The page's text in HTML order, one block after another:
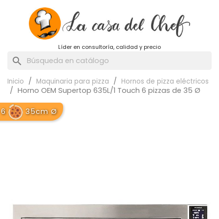
Líder en consultoría, calidad y precio
search
Inicio Maquinaria para pizza Hornos de pizza eléctricos
Horno OEM Supertop 635L/1 Touch 6 pizzas de 35 Ø
6 35cm Ø